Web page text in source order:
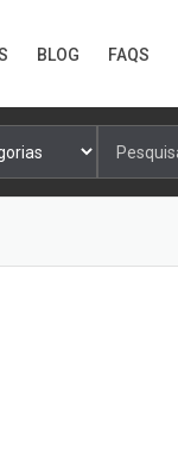
BLOG FAQS
por: